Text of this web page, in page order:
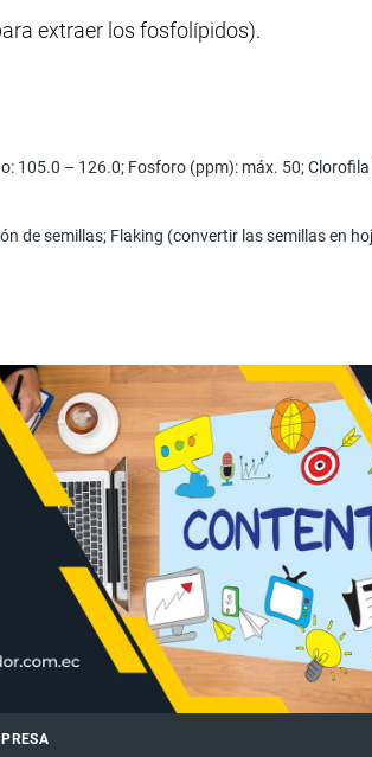
extraer los fosfolípidos).
105.0 – 126.0; Fosforo (ppm): máx. 50;
de semillas; Flaking (convertir las semillas en